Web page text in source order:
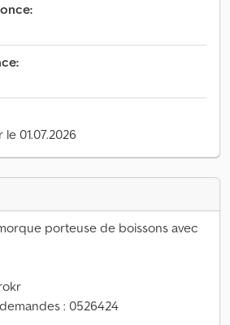
01.07.2026
porteuse de boissons avec
: 0526424